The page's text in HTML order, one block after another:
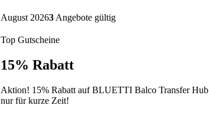
August 20263 Angebote gültig
Top Gutscheine
15% Rabatt
Aktion! 15% Rabatt auf BLUETTI Balco Transfer
nur für kurze Zeit!